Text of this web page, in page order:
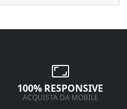
100% RESPONSIVE
ACQUISTA DA MOBILE